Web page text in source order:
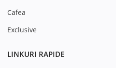
Cafea
Exclusive
LINKURI RAPIDE